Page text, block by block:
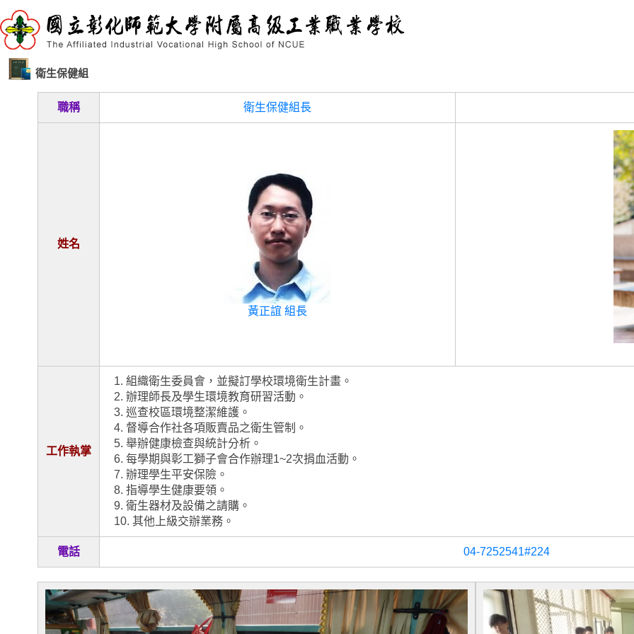
衛生保健組
職稱 衛生保健組長
姓名
黃正誼 組長
工作執掌
1. 組織衛生委員會，並擬訂學校環境衛生計畫。
2. 辦理師長及學生環境教育研習活動。
3. 巡查校區環境整潔維護。
4. 督導合作社各項販賣品之衛生管制。
5. 舉辦健康檢查與統計分析。
6. 每學期與彰工獅子會合作辦理1~2次捐血活動。
7. 辦理學生平安保險。
8. 指導學生健康要領。
9. 衛生器材及設備之請購。
10. 其他上級交辦業務。
電話 04-7252541#224